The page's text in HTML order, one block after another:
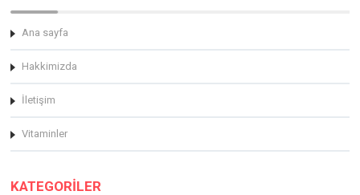
Ana sayfa
Hakkimizda
İletişim
Vitaminler
KATEGORİLER